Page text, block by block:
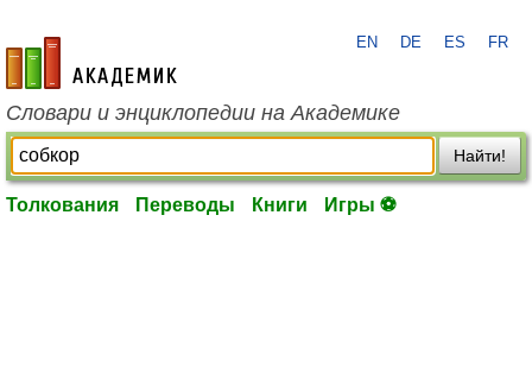
academic.ru
EN DE ES FR
Словари и энциклопедии на Академике
Найти!
Толкования Переводы Книги Игры ⚽